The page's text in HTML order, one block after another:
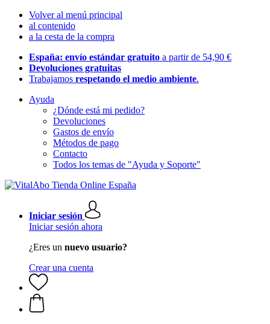
Volver al menú principal
al contenido
a la cesta de la compra
España: envío estándar gratuito a partir de 54,90 €
Devoluciones gratuitas
Trabajamos respetando el medio ambiente.
Ayuda
¿Dónde está mi pedido?
Devoluciones
Gastos de envío
Métodos de pago
Contacto
Todos los temas de "Ayuda y Soporte"
Iniciar sesión
Iniciar sesión ahora
¿Eres un nuevo usuario?
Crear una cuenta